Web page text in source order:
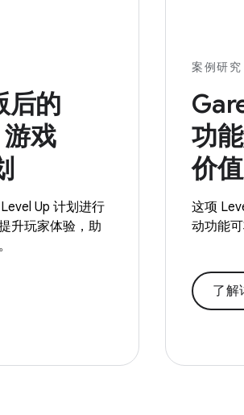
后的
戏
Up 计划进行
升玩家体验，助
案例研究
功
价
这项
动功能
了解